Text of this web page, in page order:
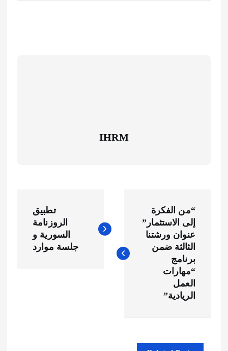
IHRM
ص
“من الفكرة
إلى الاستثمار”
عنوان ورشتنا
الثالثة ضمن
برنامج
“مهارات
العمل
الريادية”
تطبيق
الروزنامة
السورية و
جلسة موارد